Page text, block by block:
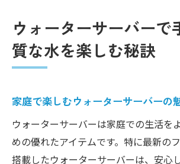
ウォーターサーバーで
質な水を楽しむ秘訣
家庭で楽しむウォーターサーバーの
ウォーターサーバーは家庭での生活を
めの優れたアイテムです。特に最新の
搭載したウォーターサーバーは、安心